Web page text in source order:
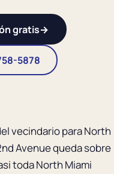
gratis→
5878
vecindario para North
Avenue queda sobre
toda North Miami